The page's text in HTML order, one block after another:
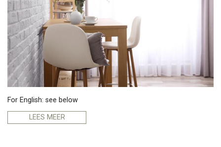
For English: see below
LEES MEER